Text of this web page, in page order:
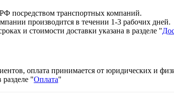
посредством транспортных компаний.
производится в течении 1-3 рабочих дней.
и стоимости доставки указана в разделе "
оплата принимается от юридических и
разделе "Оплата"